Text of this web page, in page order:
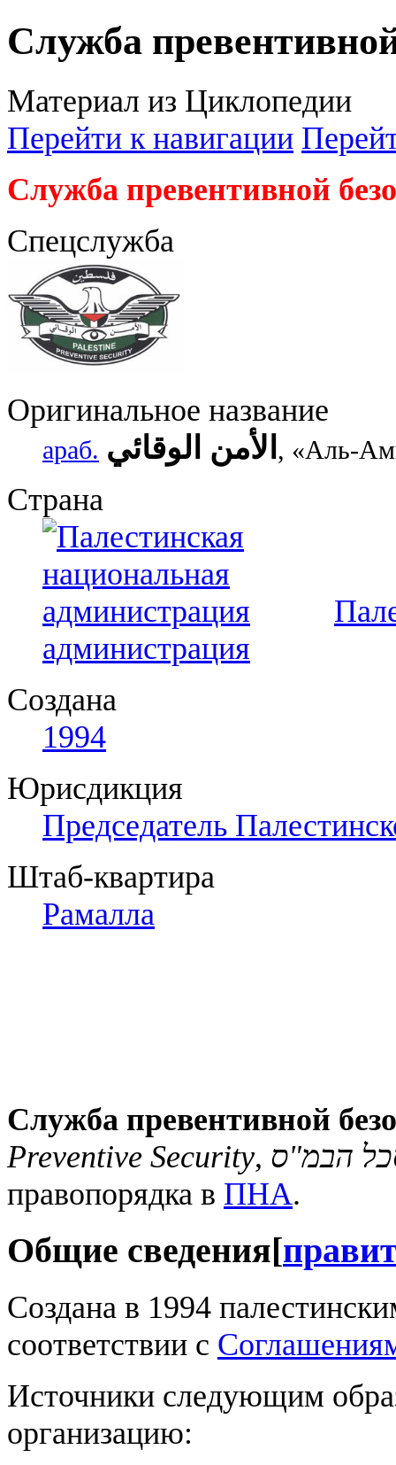
Служба
Материал из Циклопедии
Перейти к навигации
Служба превентивной
Спецслужба
Оригинальное название
араб. الأمن الوقائي , «Аль-
Страна
администрация
Создана
1994
Юрисдикция
Председатель
Штаб-квартира
Рамалла
Служба превентивной
Preventive Security, הבמ"ס
правопорядка в ПНА.
Общие сведения[
Создана в 1994
соответствии с
Источники следующим
организацию: